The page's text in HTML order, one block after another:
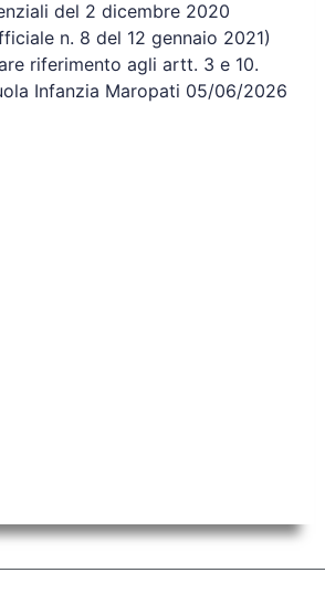
del 2 dicembre 2020
n. 8 del 12 gennaio 2021)
riferimento agli artt. 3 e 10.
Infanzia Maropati 05/06/2026